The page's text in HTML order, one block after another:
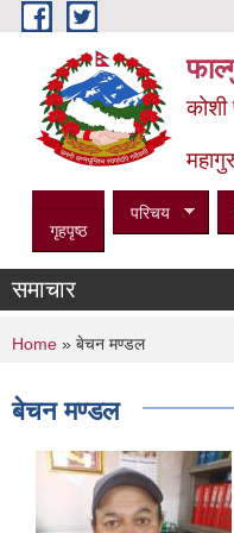
Skip to main content
गृहपृष्ठ
परिचय
समाचार
You are here
Home » बेचन मण्डल
बेचन मण्डल